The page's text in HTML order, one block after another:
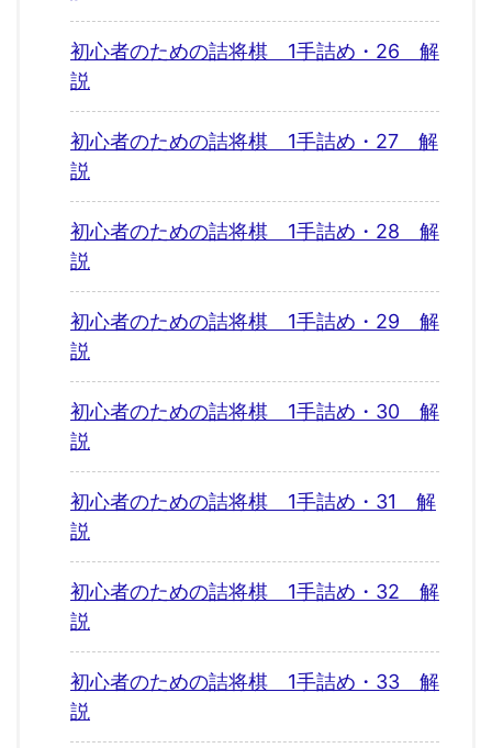
初心者のための詰将棋 1手詰め・26 解
説
初心者のための詰将棋 1手詰め・27 解
説
初心者のための詰将棋 1手詰め・28 解
説
初心者のための詰将棋 1手詰め・29 解
説
初心者のための詰将棋 1手詰め・30 解
説
初心者のための詰将棋 1手詰め・31 解
説
初心者のための詰将棋 1手詰め・32 解
説
初心者のための詰将棋 1手詰め・33 解
説